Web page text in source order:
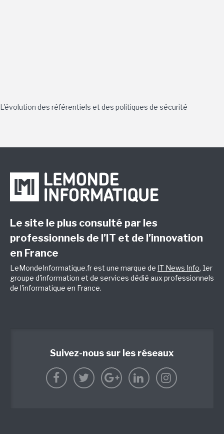
L'évolution des référentiels et des politiques de sécurité
Le site le plus consulté par les
professionnels de l’IT et de l’innovation
en France
LeMondeInformatique.fr est une marque de IT News Info, 1er
groupe d'information et de services dédié aux professionnels
de l'informatique en France.
Suivez-nous sur les réseaux